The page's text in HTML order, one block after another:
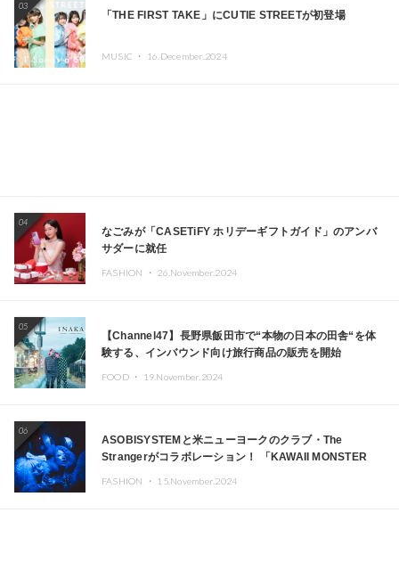
03
「THE FIRST TAKE」にCUTIE STREETが初登場
MUSIC ・ 16.December.2024
04
なごみが「CASETiFY ホリデーギフトガイド」のアンバ
サダーに就任
FASHION ・ 26.November.2024
05
【Channel47】長野県飯田市で“本物の日本の田舎“を体
験する、インバウンド向け旅行商品の販売を開始
FOOD ・ 19.November.2024
06
ASOBISYSTEMと米ニューヨークのクラブ・The
Strangerがコラボレーション！ 「KAWAII MONSTER
FASHION ・ 15.November.2024